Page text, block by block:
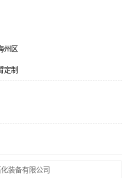
州区
定制
装备有限公司